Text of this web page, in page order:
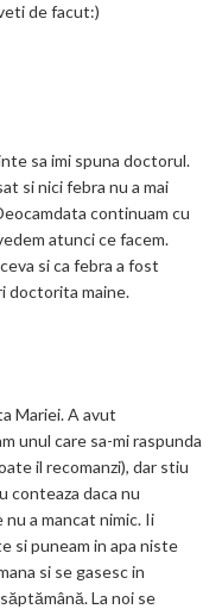
de facut:)
sa imi spuna doctorul.
si nici febra nu a mai
continuam cu
atunci ce facem.
si ca febra a fost
doctorita maine.
Mariei. A avut
unul care sa-mi raspunda
il recomanzi), dar stiu
conteaza daca nu
nu a mancat nimic. Ii
si puneam in apa niste
si se gasesc in
La noi se